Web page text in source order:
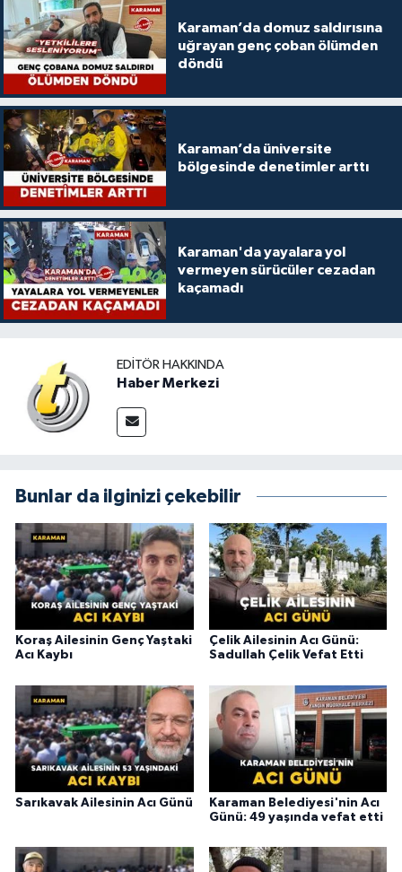
Karaman’da domuz saldırısına
uğrayan genç çoban ölümden
döndü
Karaman’da üniversite
bölgesinde denetimler arttı
Karaman'da yayalara yol
vermeyen sürücüler cezadan
kaçamadı
EDITÖR HAKKINDA
Haber Merkezi
Bunlar da ilginizi çekebilir
Koraş Ailesinin Genç Yaştaki
Acı Kaybı
Çelik Ailesinin Acı Günü:
Sadullah Çelik Vefat Etti
Sarıkavak Ailesinin Acı Günü
Karaman Belediyesi'nin Acı
Günü: 49 yaşında vefat etti